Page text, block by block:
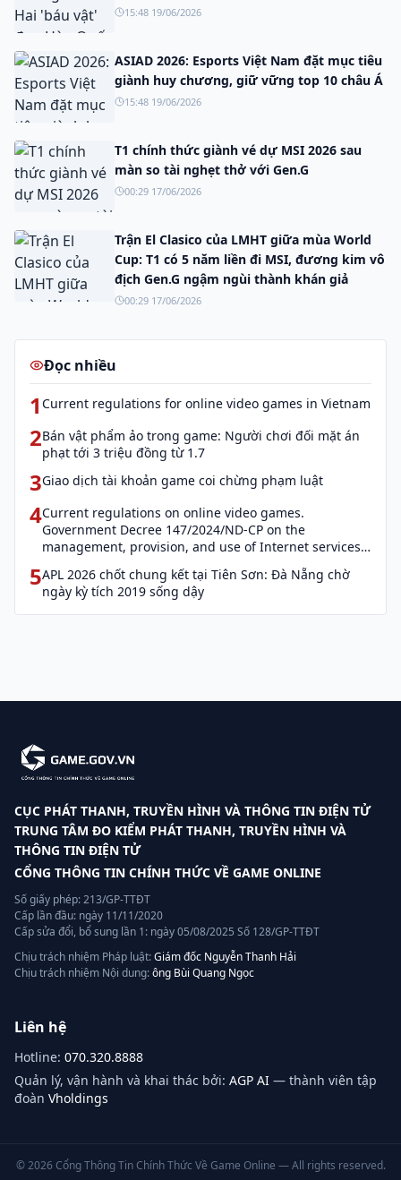
15:48 19/06/2026
ASIAD 2026: Esports Việt Nam đặt mục tiêu
giành huy chương, giữ vững top 10 châu Á
15:48 19/06/2026
T1 chính thức giành vé dự MSI 2026 sau
màn so tài nghẹt thở với Gen.G
00:29 17/06/2026
Trận El Clasico của LMHT giữa mùa World
Cup: T1 có 5 năm liền đi MSI, đương kim vô
địch Gen.G ngậm ngùi thành khán giả
00:29 17/06/2026
Đọc nhiều
1 Current regulations for online video games in Vietnam
2Bán vật phẩm ảo trong game: Người chơi đối mặt án
phạt tới 3 triệu đồng từ 1.7
3Giao dịch tài khoản game coi chừng phạm luật
4Current regulations on online video games.
Government Decree 147/2024/ND-CP on the
management, provision, and use of Internet services
5APL 2026 chốt chung kết tại Tiên Sơn: Đà Nẵng chờ
ngày kỳ tích 2019 sống dậy
CỤC PHÁT THANH, TRUYỀN HÌNH VÀ THÔNG TIN ĐIỆN TỬ
TRUNG TÂM ĐO KIỂM PHÁT THANH, TRUYỀN HÌNH VÀ
THÔNG TIN ĐIỆN TỬ
CỔNG THÔNG TIN CHÍNH THỨC VỀ GAME ONLINE
Số giấy phép: 213/GP-TTĐT
Cấp lần đầu: ngày 11/11/2020
Cấp sửa đổi, bổ sung lần 1: ngày 05/08/2025 Số 128/GP-TTĐT
Chịu trách nhiệm Pháp luật:Giám đốc Nguyễn Thanh Hải
Chịu trách nhiệm Nội dung:ông Bùi Quang Ngọc
Liên hệ
Hotline: 070.320.8888
Quản lý, vận hành và khai thác bởi: AGP AI — thành viên tập
đoàn Vholdings
©2026 Cổng Thông Tin Chính Thức Về Game Online — All rights reserved.